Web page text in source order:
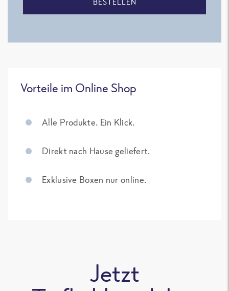
Vorteile im Online Shop
Alle Produkte. Ein Klick.
Direkt nach Hause geliefert.
Exklusive Boxen nur online.
Jetzt